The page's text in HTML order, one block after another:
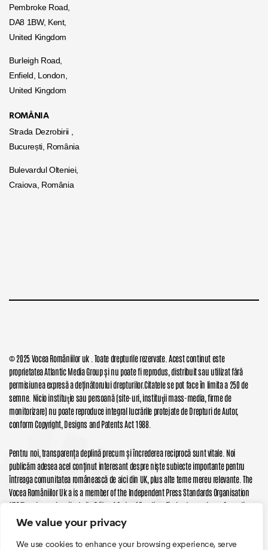
We value your privacy
We use cookies to enhance your browsing experience, serve
Pembroke Road,
DA8 1BW, Kent,
United Kingdom
Burleigh Road,
Enfield, London,
United Kingdom
ROMÂNIA
Strada Dezrobirii ,
București, România
Bulevardul Olteniei,
Craiova, România
© 2025 Vocea Româniilor uk . Toate drepturile rezervate. Acest continut este
proprietatea Atlantic Media Group și nu poate fi reprodus, distribuit sau utilizat fără
permisiunea expresă a deținătorului drepturilor.Citatele se pot face în limita a 250 de
semne. Nicio instituţie sau persoană (site-uri, instituţii mass-media, firme de
monitorizare) nu poate reproduce integral lucrările protejate de Drepturi de Autor,
conform Copyright, Designs and Patents Act 1988.
Pentru noi, transparența deplină precum și încrederea reciprocă sunt vitale. Noi
publicăm adesea acel conținut interesant despre niște subiecte importante pentru
întreaga comunitatea românească de aici din UK, plus alte teme mereu relevante. The
Vocea Româniilor Uk a is a member of the Independent Press Standards Organisation
(IPSO) and we subscribe to its Editors’ Code of Practice. Find out more here. Corrections
and Clarifications here. All prices subject to applicable local taxes DISCLAIMER: We make
great efforts to maintain reliable data on all offers presented. However, this data is
provided without warranty. Users should always check the provider’s official website for